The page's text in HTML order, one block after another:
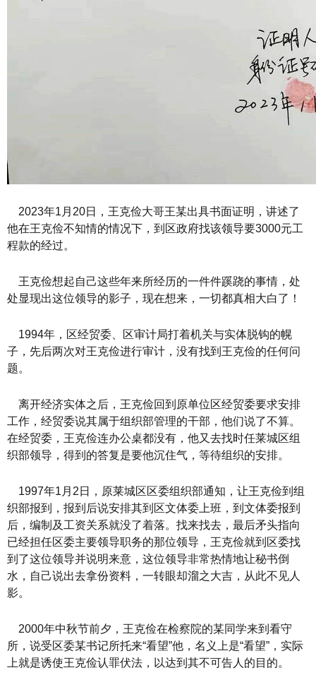
2023年1月20日，王克俭大哥王某出具书面证明，讲述了
他在王克俭不知情的情况下，到区政府找该领导要3000元工
程款的经过。
王克俭想起自己这些年来所经历的一件件蹊跷的事情，处
处显现出这位领导的影子，现在想来，一切都真相大白了！
1994年，区经贸委、区审计局打着机关与实体脱钩的幌
子，先后两次对王克俭进行审计，没有找到王克俭的任何问
题。
离开经济实体之后，王克俭回到原单位区经贸委要求安排
工作，经贸委说其属于组织部管理的干部，他们说了不算。
在经贸委，王克俭连办公桌都没有，他又去找时任莱城区组
织部领导，得到的答复是要他沉住气，等待组织的安排。
1997年1月2日，原莱城区区委组织部通知，让王克俭到组
织部报到，报到后说安排其到区文体委上班，到文体委报到
后，编制及工资关系就没了着落。找来找去，最后矛头指向
已经担任区委主要领导职务的那位领导，王克俭就到区委找
到了这位领导并说明来意，这位领导非常热情地让秘书倒
水，自己说出去拿份资料，一转眼却溜之大吉，从此不见人
影。
2000年中秋节前夕，王克俭在检察院的某同学来到看守
所，说受区委某书记所托来“看望”他，名义上是“看望”，实际
上就是诱使王克俭认罪伏法，以达到其不可告人的目的。